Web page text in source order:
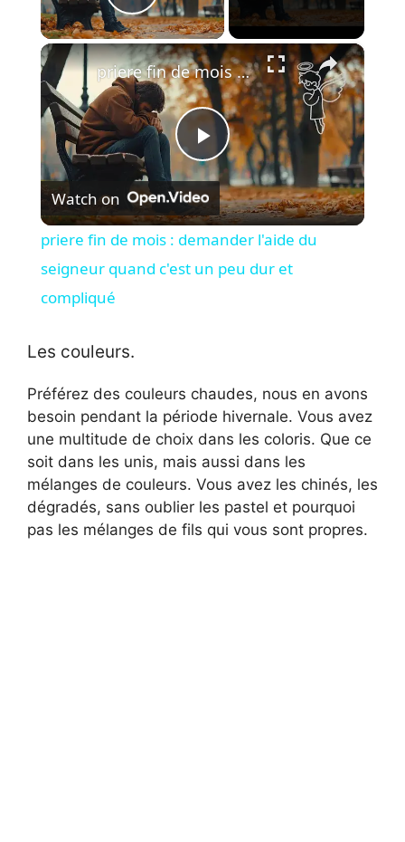
Play Video
×
P
l
a
i
d
e
priere fin de mois : demander l'aide du seigneur quand c'est un peu dur et compliqué
Watch on
priere fin de mois : demander l'aide du
seigneur quand c'est un peu dur et
compliqué
Les couleurs.
Préférez des couleurs chaudes, nous en avons
besoin pendant la période hivernale. Vous avez
une multitude de choix dans les coloris. Que ce
soit dans les unis, mais aussi dans les
mélanges de couleurs. Vous avez les chinés, les
dégradés, sans oublier les pastel et pourquoi
pas les mélanges de fils qui vous sont propres.